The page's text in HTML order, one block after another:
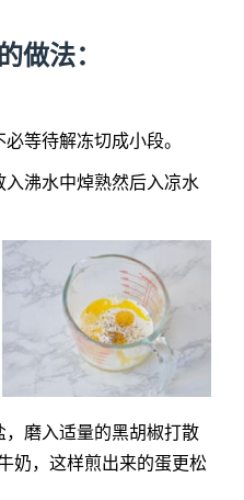
做法：
等待解冻切成小段。
沸水中焯熟然后入凉水
磨入适量的黑胡椒打散
奶，这样煎出来的蛋更松